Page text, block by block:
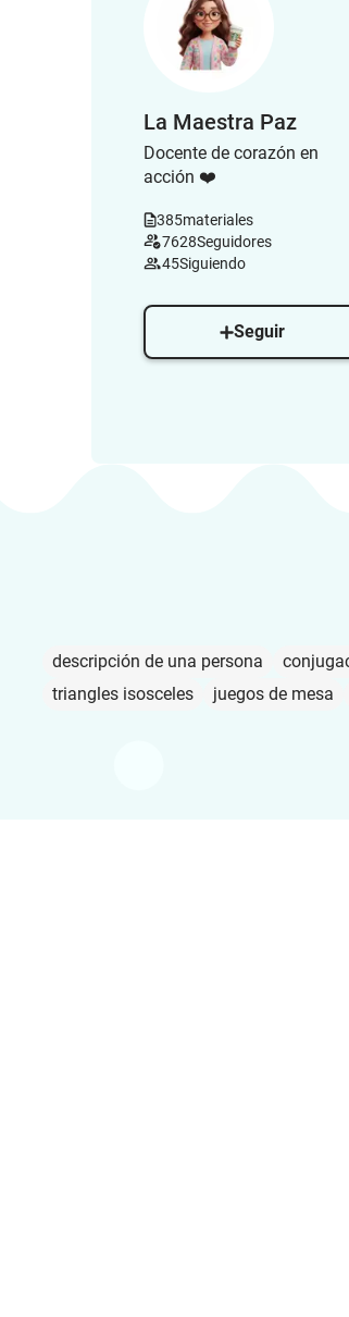
La Maestra Paz
Docente de corazón en
acción ❤️
385materiales
7628Seguidores
45Siguiendo
Seguir
descripción de una persona
triangles isosceles
juegos de mesa